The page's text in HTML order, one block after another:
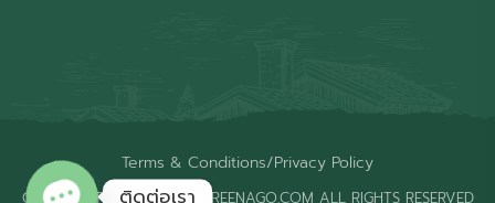
COPYRIGHT © 2026 THAIGREENAGO.COM ALL RIGHTS RESERVED
Terms & Conditions/Privacy Policy
ติดต่อเรา